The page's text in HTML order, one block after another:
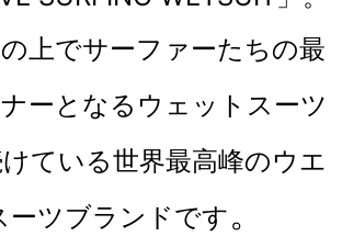
上でサーファーたちの最
ーとなるウェットスーツ
ている世界最高峰のウエ
ーツブランドです。